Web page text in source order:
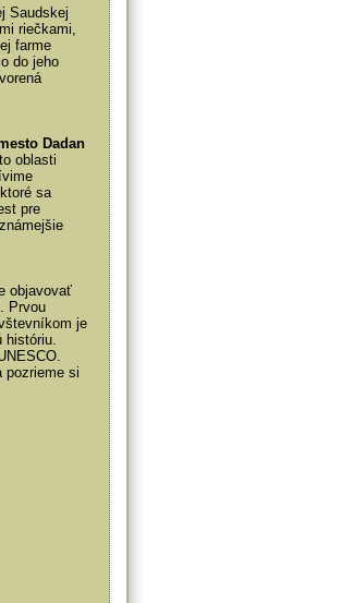
Saudskej
riečkami,
farme
do jeho
Dadan
oblasti
sa
pre
objavovať
Prvou
je
históriu.
pozrieme si